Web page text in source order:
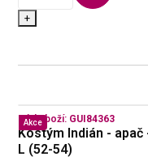
+
Akce
Kód zboží: GUI84363
Kostým Indián - apač
L (52-54)